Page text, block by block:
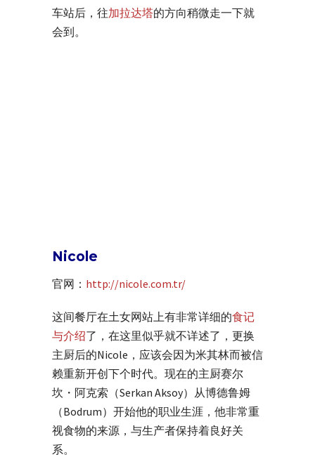
车站后，往加拉达塔的方向稍微走一下就
会到。
Nicole
官网： http://nicole.com.tr/
这间餐厅在土女网站上有非常详细的食记
与介绍了，在这里似乎就不详述了，更换
主厨后的Nicole，应该会因为米其林而被信
赖重新开创下个时代。现在的主厨赛尔
坎・阿克索（Serkan Aksoy）从博德鲁姆
（Bodrum）开始他的职业生涯，他非常重
视食物的来源，与生产者保持着良好关
系。